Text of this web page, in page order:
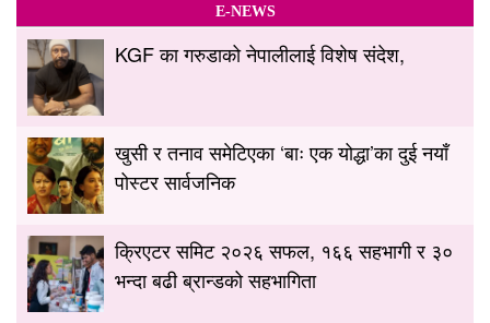
E-NEWS
KGF का गरुडाको नेपालीलाई विशेष संदेश,
खुसी र तनाव समेटिएका ‘बाः एक योद्धा’का दुई नयाँ
पोस्टर सार्वजनिक
क्रिएटर समिट २०२६ सफल, १६६ सहभागी र ३०
भन्दा बढी ब्रान्डको सहभागिता